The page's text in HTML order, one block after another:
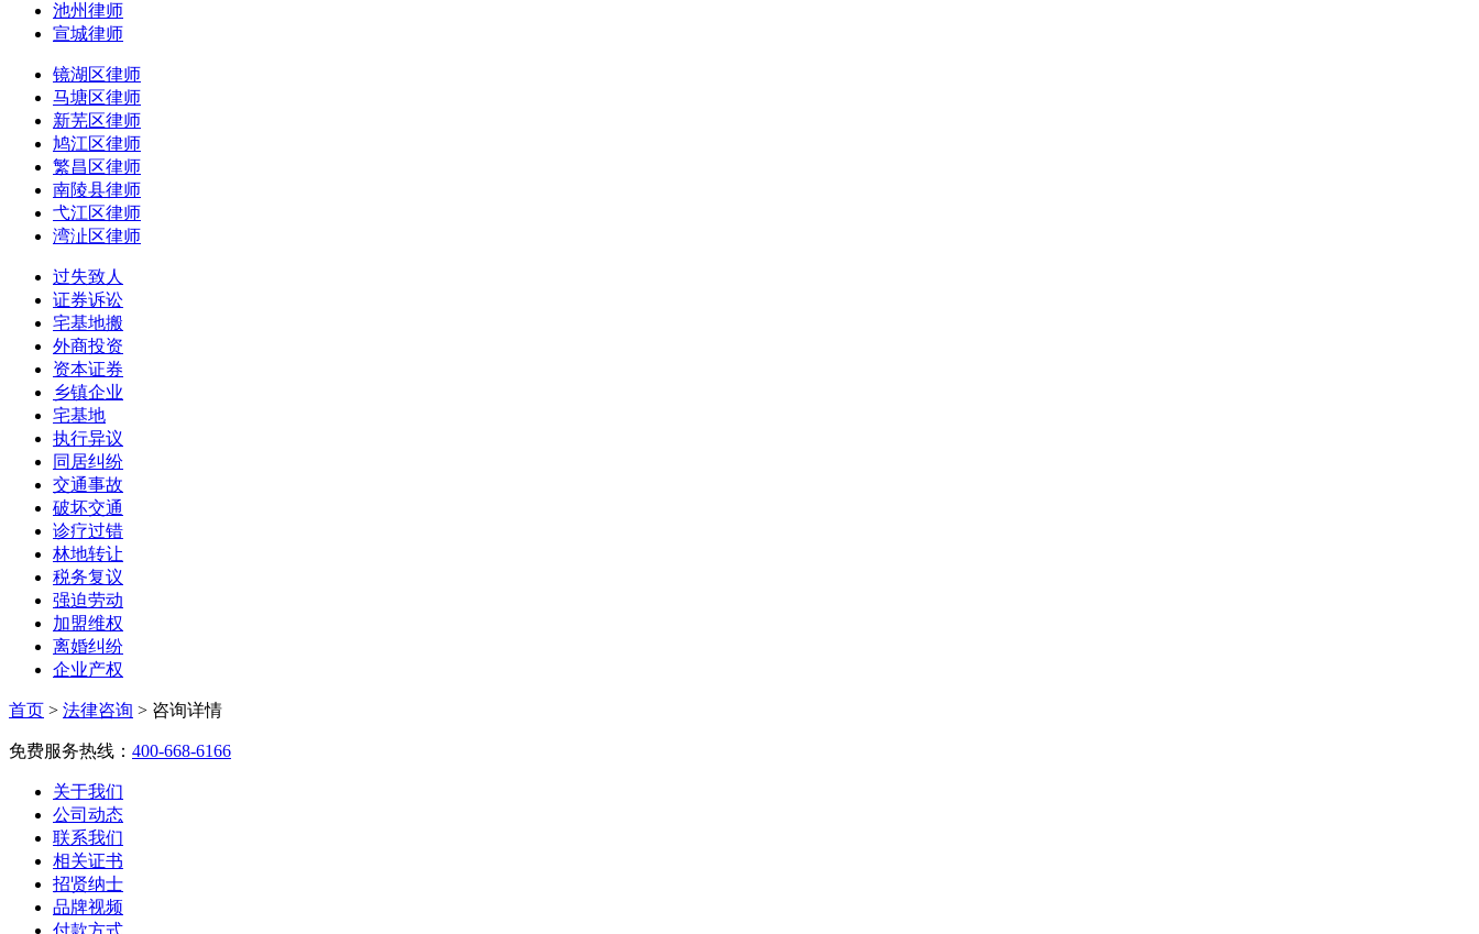
池州律师
宣城律师
镜湖区律师
马塘区律师
新芜区律师
鸠江区律师
繁昌区律师
南陵县律师
弋江区律师
湾沚区律师
过失致人
证券诉讼
宅基地搬
外商投资
资本证券
乡镇企业
宅基地
执行异议
同居纠纷
交通事故
破坏交通
诊疗过错
林地转让
税务复议
强迫劳动
加盟维权
离婚纠纷
企业产权
首页 > 法律咨询 > 咨询详情
免费服务热线： 400-668-6166
关于我们
公司动态
联系我们
相关证书
招贤纳士
品牌视频